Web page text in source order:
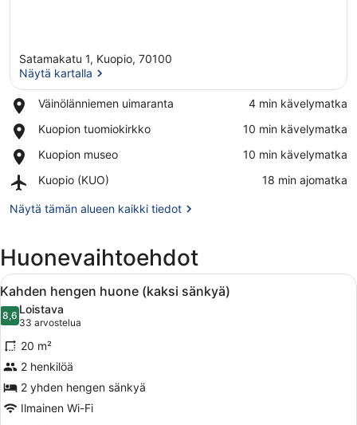
Satamakatu 1, Kuopio, 70100
Näytä kartalla
Väinölänniemen uimaranta
Place,
uimaranta
‪4 min kävelymatka‬
Kuopion tuomiokirkko
Place,
tuomiokirkko
‪10 min kävelymatka‬
Kuopion museo
Place,
museo
‪10 min kävelymatka‬
Kuopio (KUO)
Airport,
(KUO)
‪18 min ajomatka‬
Näytä tämän alueen kaikki tiedot
Huonevaihtoehdot
Avaa
kaikki
huonetyypin
Kahden
hengen
huone
(kaksi
sänkyä)
Hotellihuone, jossa on suuri
5
Kahden hengen huone (kaksi sänkyä)
8,68,6 kautta 10
Loistava
33 arvostelua
(33
arvostelua)
20 m²
2 henkilöä
2 yhden hengen sänkyä
Ilmainen Wi-Fi